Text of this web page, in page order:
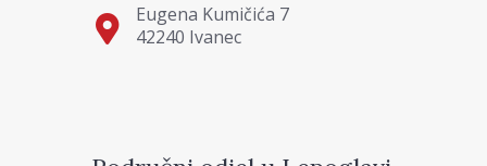
Eugena Kumičića 7
42240 Ivanec